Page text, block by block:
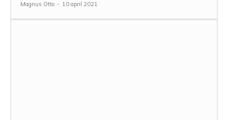
Magnus Otto - 10 april 2021